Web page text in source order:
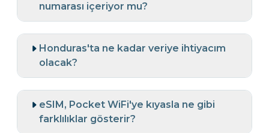
numarası içeriyor mu?
Honduras'ta ne kadar veriye ihtiyacım
olacak?
eSIM, Pocket WiFi'ye kıyasla ne gibi
farklılıklar gösterir?